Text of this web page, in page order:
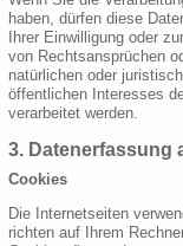
haben, dürfen diese
Ihrer Einwilligung oder
von Rechtsansprüchen
natürlichen oder
öffentlichen Interesses
verarbeitet werden.
3. Datenerfassung
Cookies
Die Internetseiten
richten auf Ihrem